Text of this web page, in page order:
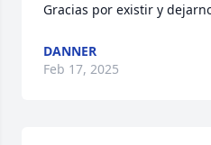
Gracias por existir y
DANNER
Feb 17, 2025